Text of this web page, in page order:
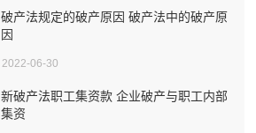
破产法规定的破产原因 破产法中的破产原
因
2022-06-30
新破产法职工集资款 企业破产与职工内部
集资